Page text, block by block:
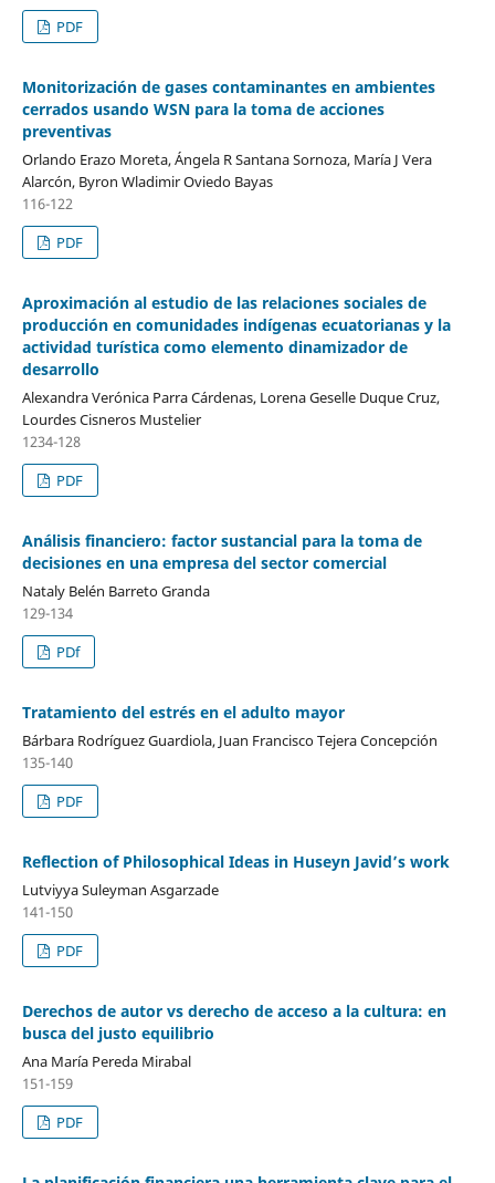
PDF
Monitorización de gases contaminantes en ambientes
cerrados usando WSN para la toma de acciones
preventivas
Orlando Erazo Moreta, Ángela R Santana Sornoza, María J Vera
Alarcón, Byron Wladimir Oviedo Bayas
116-122
PDF
Aproximación al estudio de las relaciones sociales de
producción en comunidades indígenas ecuatorianas y la
actividad turística como elemento dinamizador de
desarrollo
Alexandra Verónica Parra Cárdenas, Lorena Geselle Duque Cruz,
Lourdes Cisneros Mustelier
1234-128
PDF
Análisis financiero: factor sustancial para la toma de
decisiones en una empresa del sector comercial
Nataly Belén Barreto Granda
129-134
PDf
Tratamiento del estrés en el adulto mayor
Bárbara Rodríguez Guardiola, Juan Francisco Tejera Concepción
135-140
PDF
Reflection of Philosophical Ideas in Huseyn Javid’s work
Lutviyya Suleyman Asgarzade
141-150
PDF
Derechos de autor vs derecho de acceso a la cultura: en
busca del justo equilibrio
Ana María Pereda Mirabal
151-159
PDF